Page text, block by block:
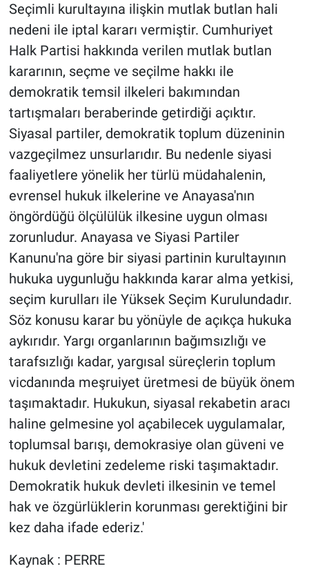
Seçimli kurultayına ilişkin mutlak butlan hali
nedeni ile iptal kararı vermiştir. Cumhuriyet
Halk Partisi hakkında verilen mutlak butlan
kararının, seçme ve seçilme hakkı ile
demokratik temsil ilkeleri bakımından
tartışmaları beraberinde getirdiği açıktır.
Siyasal partiler, demokratik toplum düzeninin
vazgeçilmez unsurlarıdır. Bu nedenle siyasi
faaliyetlere yönelik her türlü müdahalenin,
evrensel hukuk ilkelerine ve Anayasa'nın
öngördüğü ölçülülük ilkesine uygun olması
zorunludur. Anayasa ve Siyasi Partiler
Kanunu'na göre bir siyasi partinin kurultayının
hukuka uygunluğu hakkında karar alma yetkisi,
seçim kurulları ile Yüksek Seçim Kurulundadır.
Söz konusu karar bu yönüyle de açıkça hukuka
aykırıdır. Yargı organlarının bağımsızlığı ve
tarafsızlığı kadar, yargısal süreçlerin toplum
vicdanında meşruiyet üretmesi de büyük önem
taşımaktadır. Hukukun, siyasal rekabetin aracı
haline gelmesine yol açabilecek uygulamalar,
toplumsal barışı, demokrasiye olan güveni ve
hukuk devletini zedeleme riski taşımaktadır.
Demokratik hukuk devleti ilkesinin ve temel
hak ve özgürlüklerin korunması gerektiğini bir
kez daha ifade ederiz.'
Kaynak : PERRE